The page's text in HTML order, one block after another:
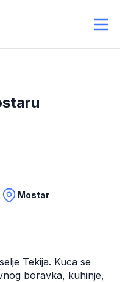
Mostar
Tekija. Kuca se
boravka, kuhinje,